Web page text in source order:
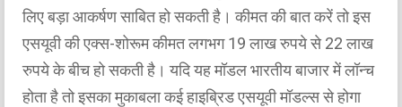
लिए बड़ा आकर्षण साबित हो सकती है। कीमत की बात करें तो इस
एसयूवी की एक्स-शोरूम कीमत लगभग 19 लाख रुपये से 22 लाख
रुपये के बीच हो सकती है। यदि यह मॉडल भारतीय बाजार में लॉन्च
होता है तो इसका मुकाबला कई हाइब्रिड एसयूवी मॉडल्स से होगा